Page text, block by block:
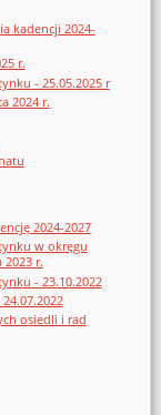
kadencji 2024-
r.
- 25.05.2025 r
2024 r.
2024-2027
w okręgu
r.
- 23.10.2022
osiedli i rad